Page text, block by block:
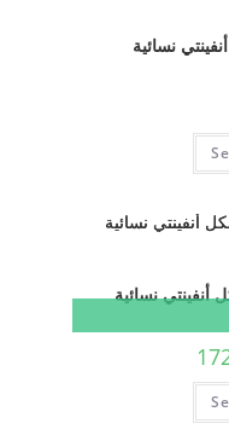
نسائية
نسائية